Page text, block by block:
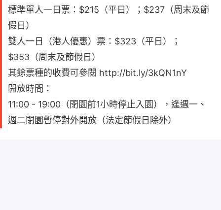
標準單人一日票：$215（平日）；$237（周末及節
假日）
雙人一日（港人優惠）票：$323（平日）；
$353（周末及節假日）
其餘票種的收費可參閱 http://bit.ly/3kQN1nY
開放時間：
11:00 - 19:00（閉園前1小時停止入園），逢週一、
週二閉園暫停對外開放（法定節假日除外）